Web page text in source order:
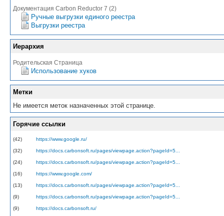
Документация Carbon Reductor 7 (2)
Ручные выгрузки единого реестра
Выгрузки реестра
Иерархия
Родительская Страница
Использование хуков
Метки
Не имеется меток назначенных этой странице.
Горячие ссылки
(42) https://www.google.ru/
(32) https://docs.carbonsoft.ru/pages/viewpage.action?pageId=5...
(24) https://docs.carbonsoft.ru/pages/viewpage.action?pageId=5...
(16) https://www.google.com/
(13) https://docs.carbonsoft.ru/pages/viewpage.action?pageId=5...
(9) https://docs.carbonsoft.ru/pages/viewpage.action?pageId=5...
(9) https://docs.carbonsoft.ru/